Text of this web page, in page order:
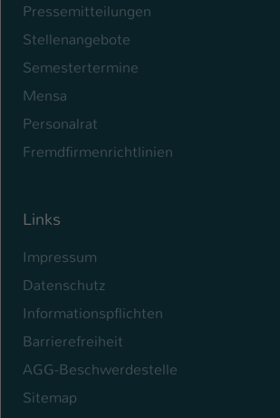
Pressemitteilungen
Stellenangebote
Semestertermine
Mensa
Personalrat
Fremdfirmenrichtlinien
Links
Impressum
Datenschutz
Informationspflichten
Barrierefreiheit
AGG-Beschwerdestelle
Sitemap